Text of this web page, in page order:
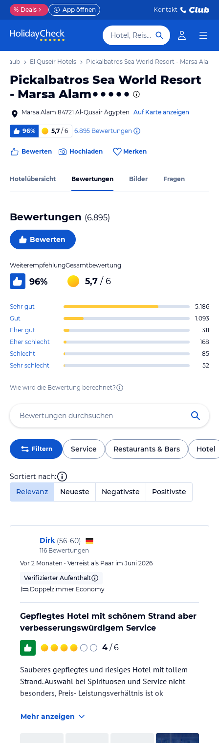
% Deals App öffnen Kontakt
Hotel, Reiseziel
El Quseir Hotels Pickalbatros Sea World Resort - Marsa Alam
Pickalbatros Sea World Resort
- Marsa Alam
Marsa Alam 84721 Al-Qusair Ägypten Auf Karte anzeigen
96% 5,7 / 6 6.895 Bewertungen
Bewerten Hochladen Merken
Hotelübersicht Bewertungen Bilder Fragen
Bewertungen (6.895)
Bewerten
Weiterempfehlung
96%
Gesamtbewertung
5,7 / 6
Sehr gut
5.186
Gut
1.093
Eher gut
311
Eher schlecht
168
Schlecht
85
Sehr schlecht
52
Wie wird die Bewertung berechnet?
Filtern Service Restaurants & Bars Hotel
Sortiert nach:
Relevanz
Neueste Negativste Positivste
Dirk (56-60)
116 Bewertungen
Vor 2 Monaten • Verreist als Paar im Juni 2026
Verifizierter Aufenthalt
Doppelzimmer Economy
Gepflegtes Hotel mit schönem Strand aber
verbesserungswürdigem Service
4 / 6
Sauberes gepflegtes und riesiges Hotel mit tollem
Strand. Auswahl bei Spirituosen und Service nicht
besonders, Preis- Leistungsverhältnis ist ok
Mehr anzeigen